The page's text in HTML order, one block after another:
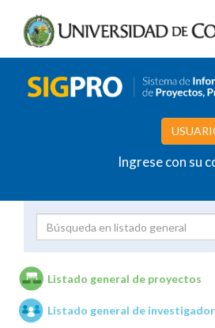
Ingrese con su
Unidades de investigación
Listado general de proyectos
Listado general de